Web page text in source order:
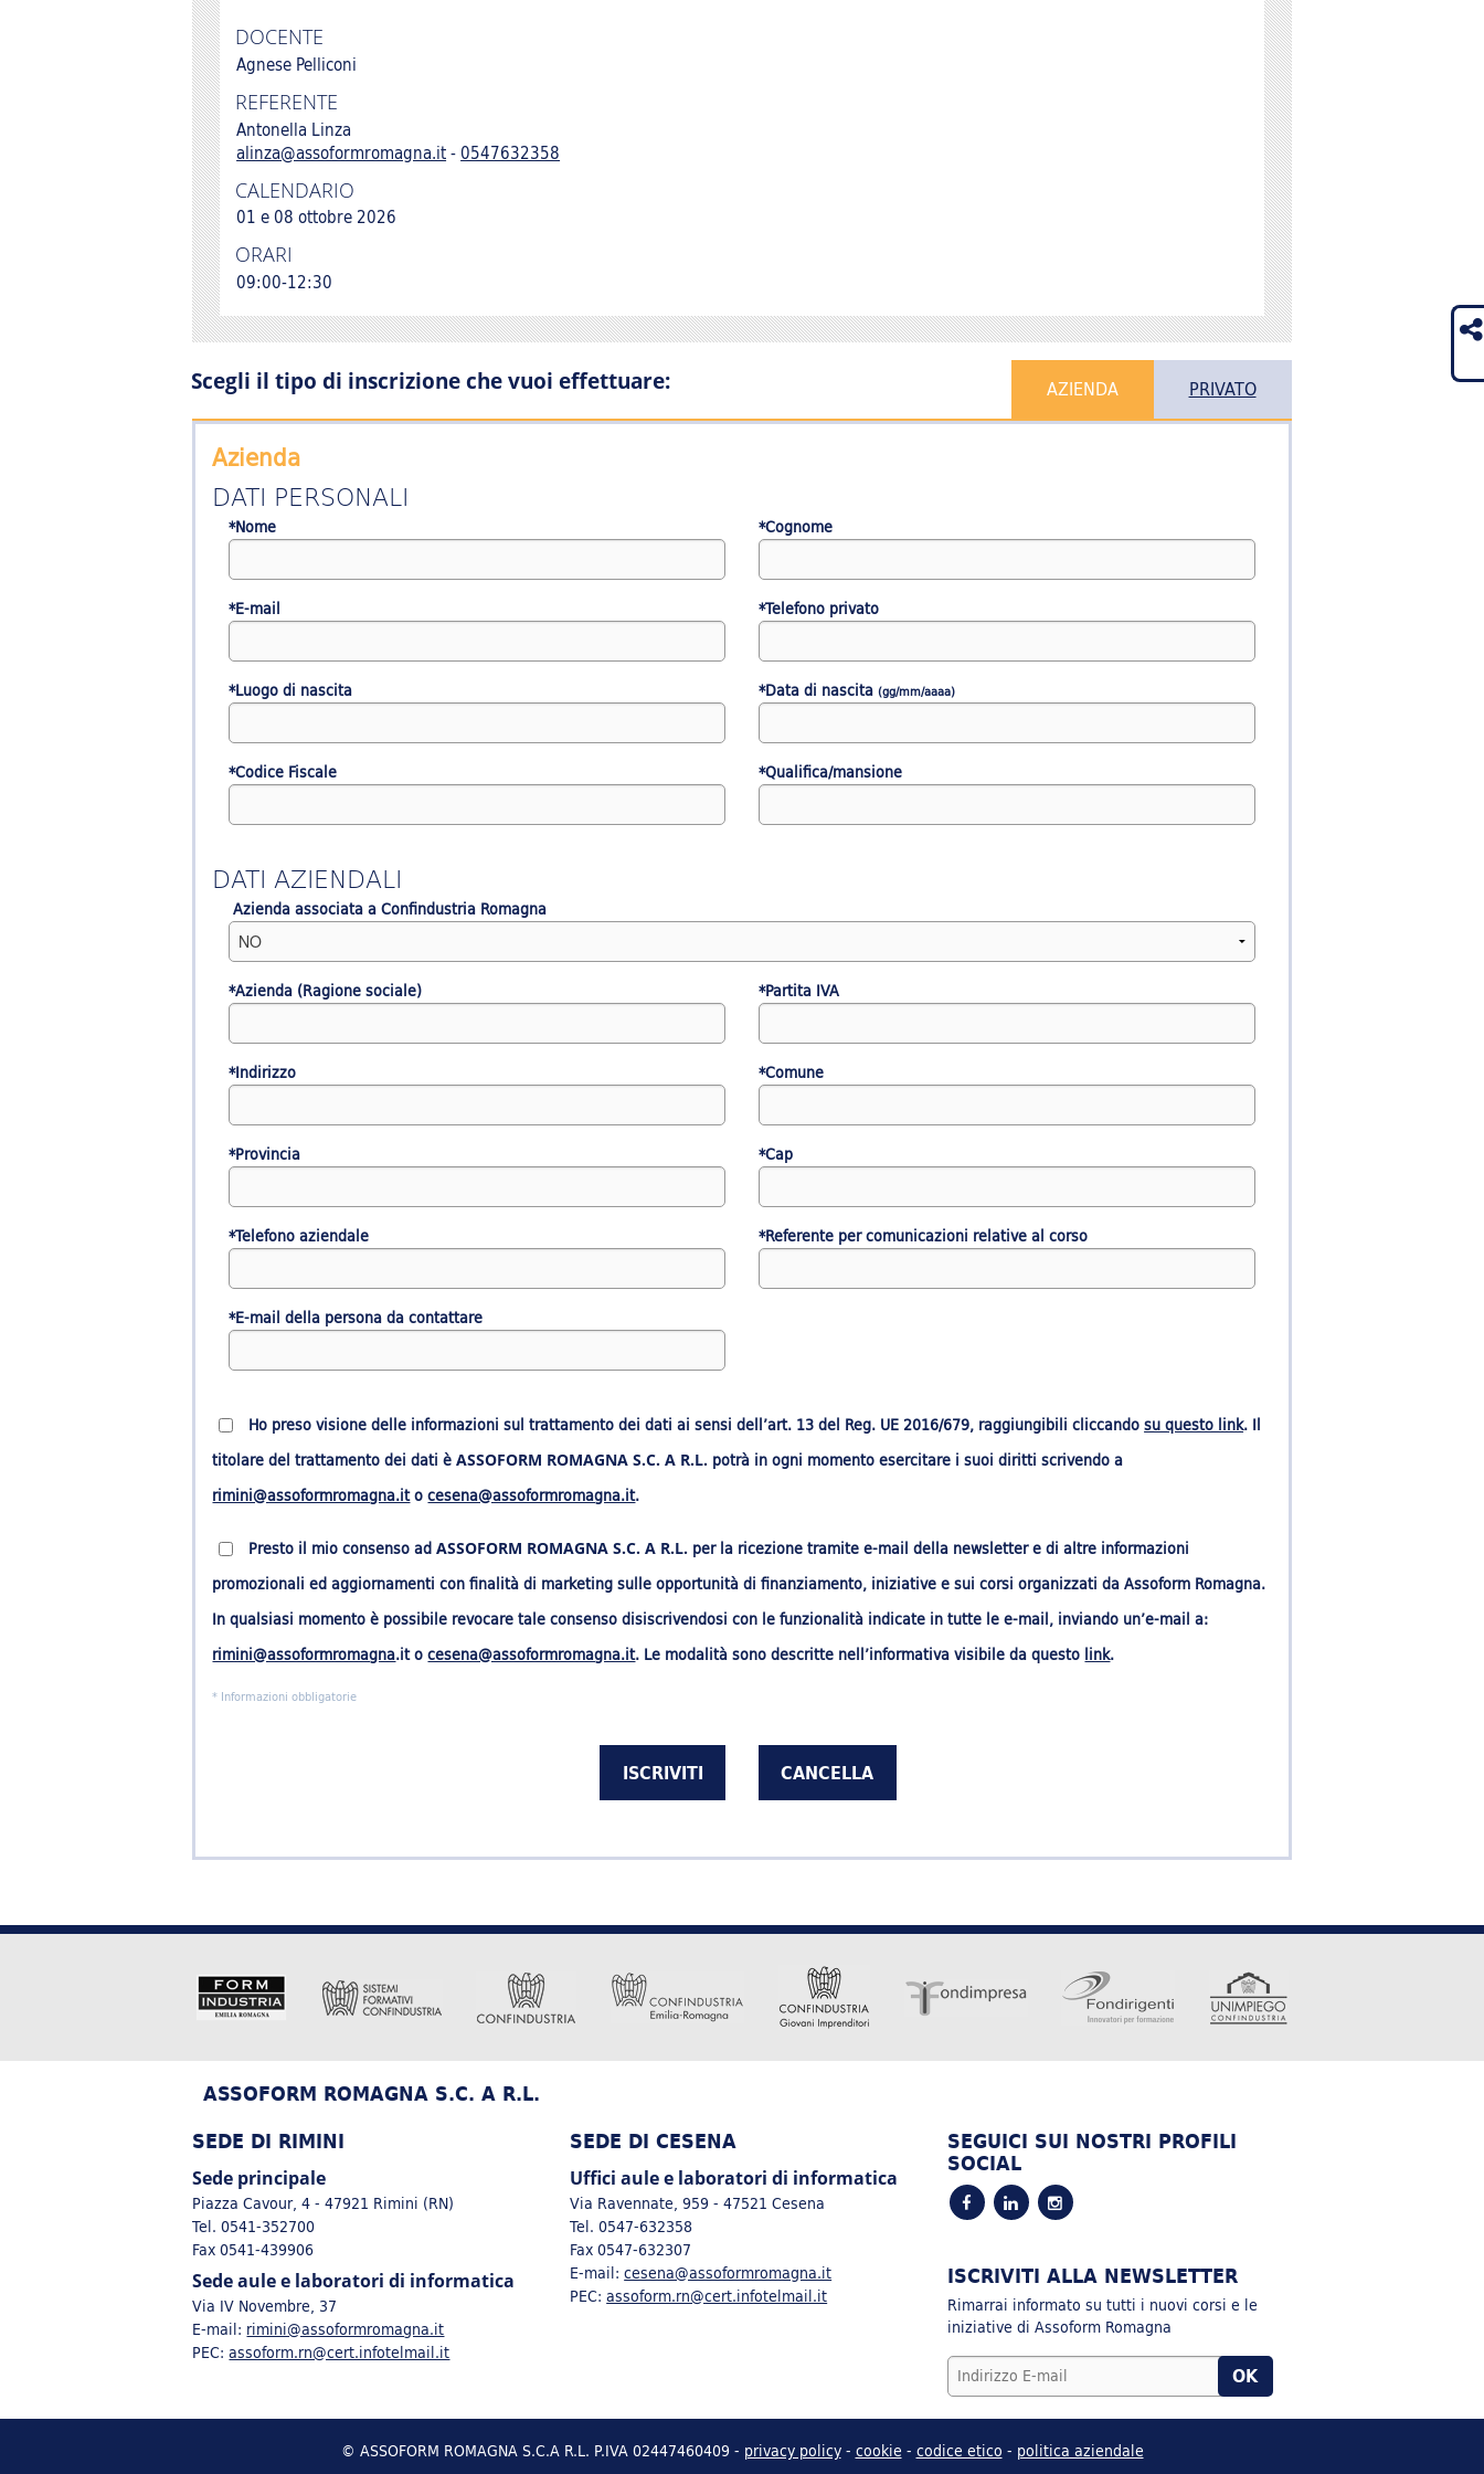
DOCENTE
Agnese Pelliconi
REFERENTE
Antonella Linza
alinza@assoformromagna.it- 0547632358
CALENDARIO
01 e 08 ottobre 2026
ORARI
09:00-12:30
Scegli il tipo di inscrizione che vuoi effettuare: PRIVATO
AZIENDA
Azienda
DATI PERSONALI
*Nome *Cognome
*E-mail *Telefono privato
*Luogo di nascita *Data di nascita (gg/mm/aaaa)
*Codice Fiscale *Qualifica/mansione
DATI AZIENDALI
Azienda associata a Confindustria Romagna
*Azienda (Ragione sociale) *Partita IVA
*Indirizzo *Comune
*Provincia *Cap
*Telefono aziendale *Referente per comunicazioni relative al corso
*E-mail della persona da contattare
Ho preso visione delle informazioni sul trattamento dei dati ai sensi dell’art. 13 del Reg. UE 2016/679, raggiungibili cliccandosu questo link. Il
titolare del trattamento dei dati èASSOFORM ROMAGNA S.C. A R.L. potrà in ogni momento esercitare i suoi diritti scrivendo a
rimini@assoformromagna.itocesena@assoformromagna.it.
Presto il mio consenso adASSOFORM ROMAGNA S.C. A R.L. per la ricezione tramite e-mail della newsletter e di altre informazioni
promozionali ed aggiornamenti con finalità di marketing sulle opportunità di finanziamento, iniziative e sui corsi organizzati da Assoform Romagna.
In qualsiasi momento è possibile revocare tale consenso disiscrivendosi con le funzionalità indicate in tutte le e-mail, inviando un’e-mail a:
rimini@assoformromagna.it ocesena@assoformromagna.it. Le modalità sono descritte nell’informativa visibile da questo link.
* Informazioni obbligatorie
ASSOFORM ROMAGNA S.C. A R.L.
SEDE DI RIMINI
Sede principale
Piazza Cavour, 4 - 47921 Rimini (RN)
Tel. 0541-352700
Fax 0541-439906
Sede aule e laboratori di informatica
Via IV Novembre, 37
E-mail: rimini@assoformromagna.it
PEC:assoform.rn@cert.infotelmail.it
SEDE DI CESENA
Uffici aule e laboratori di informatica
Via Ravennate, 959 - 47521 Cesena
Tel. 0547-632358
Fax 0547-632307
E-mail:cesena@assoformromagna.it
PEC:assoform.rn@cert.infotelmail.it
SEGUICI SUI NOSTRI PROFILI
SOCIAL
ISCRIVITI ALLA NEWSLETTER
Rimarrai informato su tutti i nuovi corsi e le
iniziative di Assoform Romagna
© ASSOFORM ROMAGNA S.C.A R.L. P.IVA 02447460409 - privacy policy- cookie - codice etico - politica aziendale